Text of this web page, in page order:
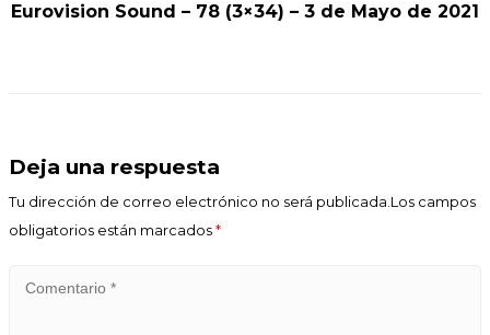
Eurovision Sound – 78 (3×34) – 3 de Mayo de 2021
Deja una respuesta
Tu dirección de correo electrónico no será publicada.Los campos
obligatorios están marcados*